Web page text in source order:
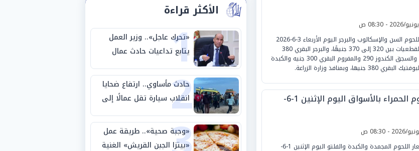
تأرجحت أسعار اللحوم السن والإسكالوب والبرجر اليوم الأربعاء 3-6-2026
لتسجل أسعار القطعيات بين 320 إلى 370 جنيهًا، والبرجر البقري 380
والكفتة البقري والسجق الكندوز 290 والمفروم البقري 300 جنيه والكبدة
أسعار اللحوم الحمراء بالأسواق اليوم الإثنين 1-6-
افتتتذبذبت أسعار اللحوم المجمدة والكبدة والفلتو اليوم الإثنين 1-6-
الأكثر قراءة
1
«تحرك عاجل».. وزير العمل
يتابع تداعيات حادث عمال
طريق بني سويف الصحراوي
2
حادث مأساوي.. ارتفاع ضحايا
انقلاب سيارة تقل عمالًا إلى
14 شخصًا
«وجبة صحية».. طريقة عمل
«بيتزا الجبن القريش» الغنية